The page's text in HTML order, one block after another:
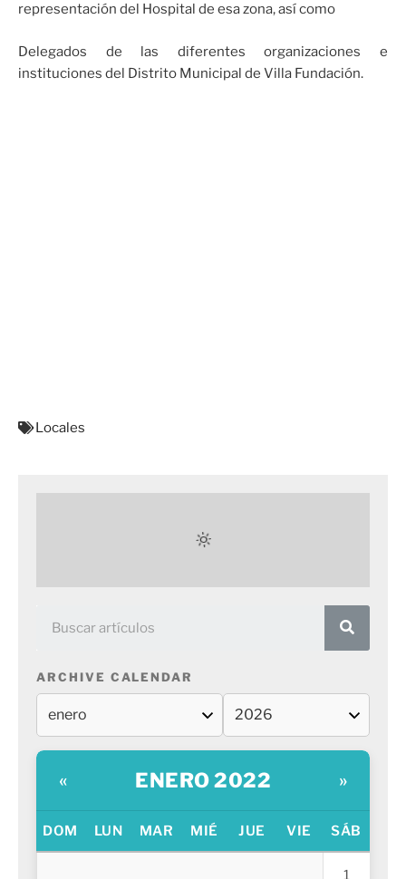
representación del Hospital de esa zona, así como
Delegados de las diferentes organizaciones e
instituciones del Distrito Municipal de Villa Fundación.
Locales
ARCHIVE CALENDAR
« ENERO 2022 »
DOM LUN MAR MIÉ JUE VIE SÁB
1